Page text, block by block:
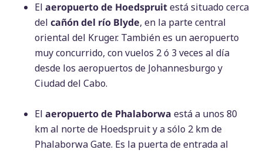
Elaeropuerto de Hoedspruitestá situado cerca
delcañón del río Blyde, en la parte central
oriental del Kruger. También es un aeropuerto
muy concurrido, con vuelos 2 ó 3 veces al día
desde los aeropuertos de Johannesburgo y
Ciudad del Cabo.
Elaeropuerto de Phalaborwaestá a unos 80
km al norte de Hoedspruit y a sólo 2 km de
Phalaborwa Gate. Es la puerta de entrada al